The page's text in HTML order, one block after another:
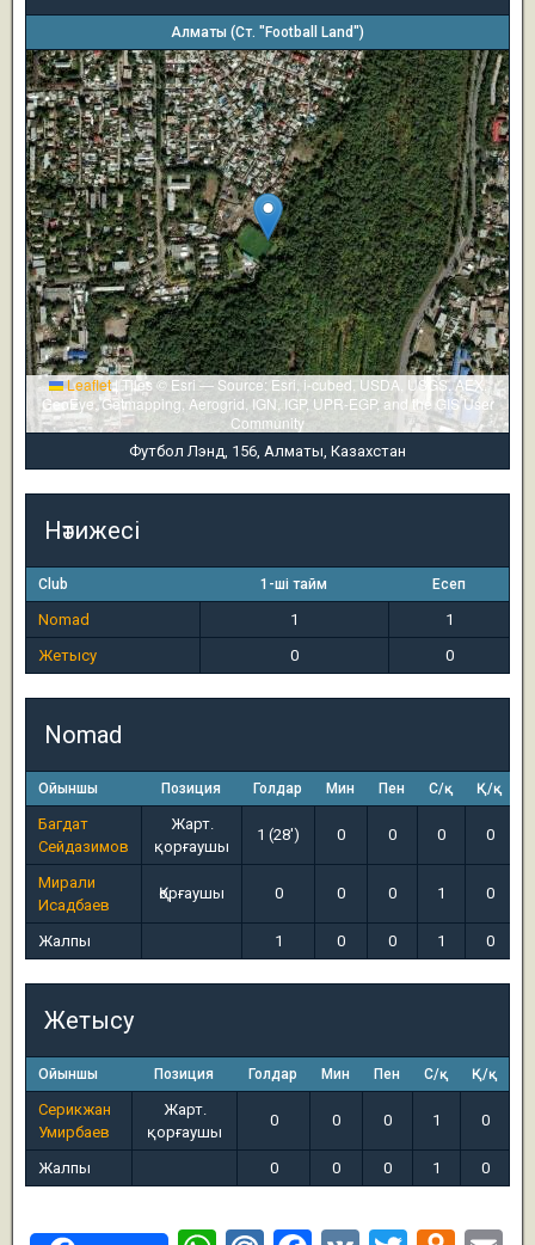
Алматы (Ст. "Football Land")
Leaflet|Tiles © Esri — Source: Esri, i-cubed, USDA, USGS, AEX,
GeoEye, Getmapping, Aerogrid, IGN, IGP, UPR-EGP, and the GIS User
Community
Футбол Лэнд, 156, Алматы, Казахстан
Нәтижесі
Club 1-ші тайм Есеп
Nomad 1
1
Жетысу
0 0
Nomad
Ойыншы Позиция Голдар Мин Пен С/қ Қ/қ
Багдат
Сейдазимов
Жарт.
қорғаушы
1 (28') 0 0 0 0
Мирали
Исадбаев
Қорғаушы 0 0 0 1 0
Жалпы 1 0 0 1 0
Жетысу
Ойыншы Позиция Голдар Мин Пен С/қ Қ/қ
Серикжан
Умирбаев
Жарт.
қорғаушы
0 0 0 1 0
Жалпы 0 0 0 1 0